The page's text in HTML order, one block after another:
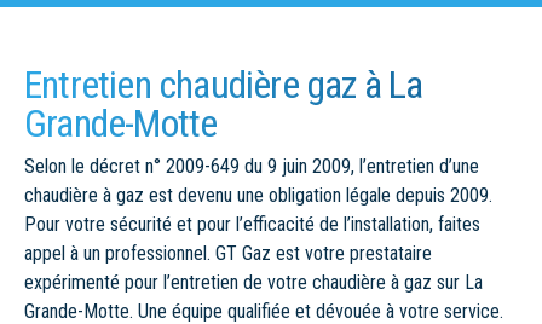
Entretien chaudière gaz à La
Grande-Motte
Selon le décret n° 2009-649 du 9 juin 2009, l’entretien d’une
chaudière à gaz est devenu une obligation légale depuis 2009.
Pour votre sécurité et pour l’efficacité de l’installation, faites
appel à un professionnel. GT Gaz est votre prestataire
expérimenté pour l’entretien de votre chaudière à gaz sur La
Grande-Motte. Une équipe qualifiée et dévouée à votre service.